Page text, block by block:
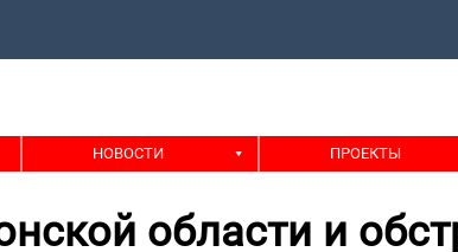
НОВОСТИ ПРОЕКТЫ
области и